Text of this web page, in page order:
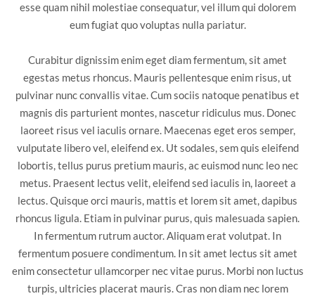
esse quam nihil molestiae consequatur, vel illum qui dolorem
eum fugiat quo voluptas nulla pariatur.
Curabitur dignissim enim eget diam fermentum, sit amet
egestas metus rhoncus. Mauris pellentesque enim risus, ut
pulvinar nunc convallis vitae. Cum sociis natoque penatibus et
magnis dis parturient montes, nascetur ridiculus mus. Donec
laoreet risus vel iaculis ornare. Maecenas eget eros semper,
vulputate libero vel, eleifend ex. Ut sodales, sem quis eleifend
lobortis, tellus purus pretium mauris, ac euismod nunc leo nec
metus. Praesent lectus velit, eleifend sed iaculis in, laoreet a
lectus. Quisque orci mauris, mattis et lorem sit amet, dapibus
rhoncus ligula. Etiam in pulvinar purus, quis malesuada sapien.
In fermentum rutrum auctor. Aliquam erat volutpat. In
fermentum posuere condimentum. In sit amet lectus sit amet
enim consectetur ullamcorper nec vitae purus. Morbi non luctus
turpis, ultricies placerat mauris. Cras non diam nec lorem